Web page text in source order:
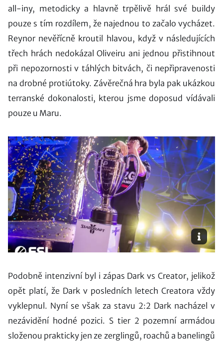
all-iny, metodicky a hlavně trpělivě hrál své buildy
pouze s tím rozdílem, že najednou to začalo vycházet.
Reynor nevěřícně kroutil hlavou, když v následujících
třech hrách nedokázal Oliveiru ani jednou přistihnout
při nepozornosti v táhlých bitvách, či nepřipravenosti
na drobné protiútoky. Závěrečná hra byla pak ukázkou
terranské dokonalosti, kterou jsme doposud vídávali
pouze u Maru.
Podobně intenzivní byl i zápas Dark vs Creator, jelikož
opět platí, že Dark v posledních letech Creatora vždy
vyklepnul. Nyní se však za stavu 2:2 Dark nacházel v
nezávidění hodné pozici. S tier 2 pozemní armádou
složenou prakticky jen ze zerglingů, roachů a banelingů